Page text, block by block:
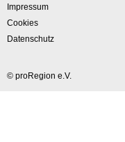
Impressum
Cookies
Datenschutz
© proRegion e.V.